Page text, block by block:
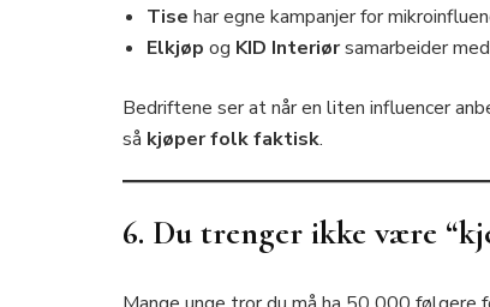
Tise har egne kampanjer for
Elkjøp og KID Interiørsamarbeider
Bedriftene ser at når en liten influencer
så kjøper folk faktisk.
6. Du trenger ikke være